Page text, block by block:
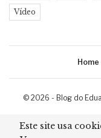
Vídeo
Home
© 2026 - Blog do
Este site usa